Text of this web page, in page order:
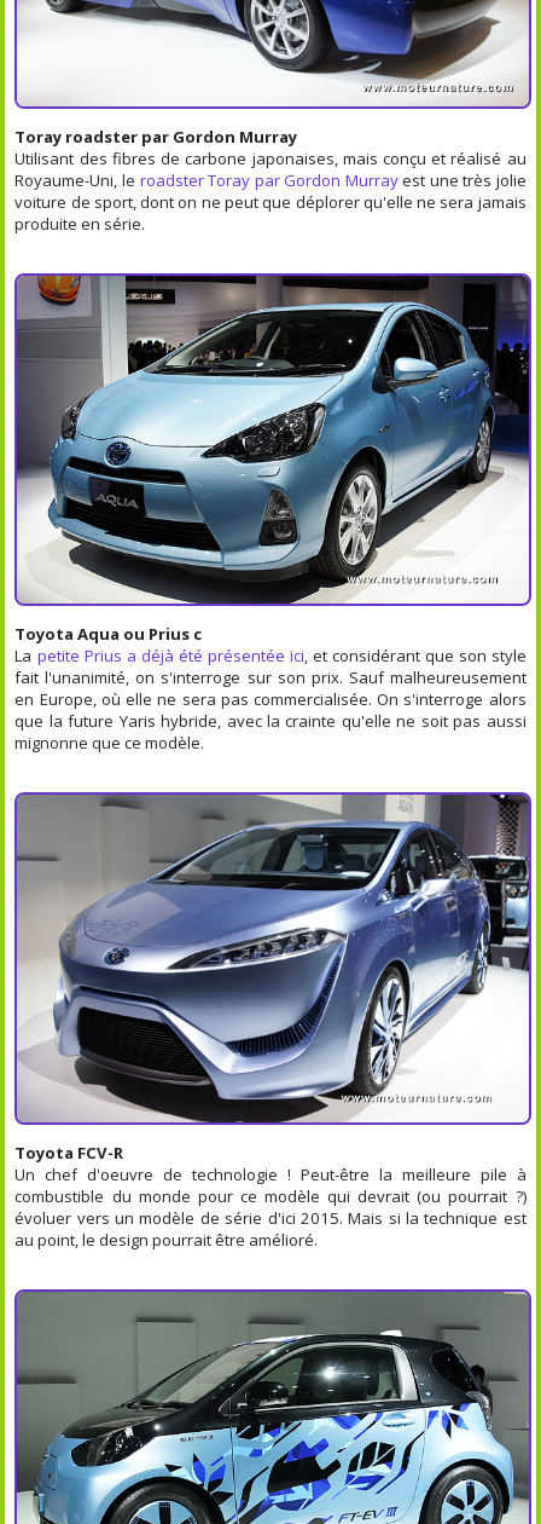
Toray roadster par Gordon Murray
Utilisant des fibres de carbone japonaises, mais conçu et réalisé au
Royaume-Uni, le roadster Toray par Gordon Murrayest une très jolie
voiture de sport, dont on ne peut que déplorer qu'elle ne sera jamais
produite en série.
Toyota Aqua ou Prius c
La petite Prius a déjà été présentée ici, et considérant que son style
fait l'unanimité, on s'interroge sur son prix. Sauf malheureusement
en Europe, où elle ne sera pas commercialisée. On s'interroge alors
que la future Yaris hybride, avec la crainte qu'elle ne soit pas aussi
mignonne que ce modèle.
Toyota FCV-R
Un chef d'oeuvre de technologie ! Peut-être la meilleure pile à
combustible du monde pour ce modèle qui devrait (ou pourrait ?)
évoluer vers un modèle de série d'ici 2015. Mais si la technique est
au point, le design pourrait être amélioré.